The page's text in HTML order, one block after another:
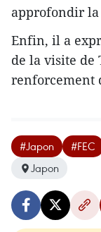
approfondir
Enfin, il a
de la visite de
renforcement
#Japon #FEC
Japon